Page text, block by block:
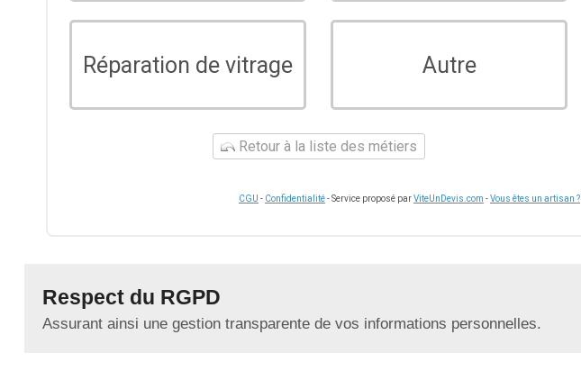
Réparation de vitrage Autre
Retour à la liste des métiers
CGU - Confidentialité- Service proposé parViteUnDevis.com -Vous êtes un artisan ?
Respect du RGPD
Assurant ainsi une gestion transparente de vos informations personnelles.